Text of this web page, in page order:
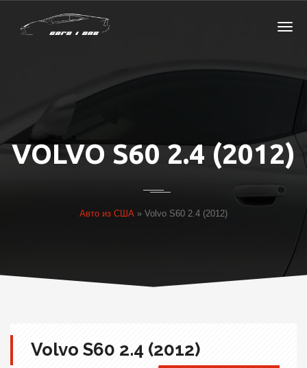
VOLVO S60 2.4 (2012)
Авто из США » Volvo S60 2.4 (2012)
Volvo S60 2.4 (2012)